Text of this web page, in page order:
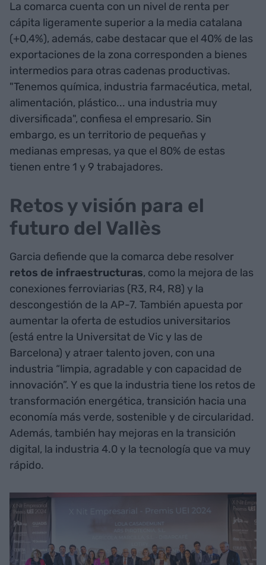
La comarca cuenta con un nivel de renta per
cápita ligeramente superior a la media catalana
(+0,4%), además, cabe destacar que el 40% de las
exportaciones de la zona corresponden a bienes
intermedios para otras cadenas productivas.
"Tenemos química, industria farmacéutica, metal,
alimentación, plástico... una industria muy
diversificada", confiesa el empresario. Sin
embargo, es un territorio de pequeñas y
medianas empresas, ya que el 80% de estas
tienen entre 1 y 9 trabajadores.
Retos y visión para el
futuro del Vallès
Garcia defiende que la comarca debe resolver
retos de infraestructuras, como la mejora de las
conexiones ferroviarias (R3, R4, R8) y la
descongestión de la AP-7. También apuesta por
aumentar la oferta de estudios universitarios
(está entre la Universitat de Vic y las de
Barcelona) y atraer talento joven, con una
industria “limpia, agradable y con capacidad de
innovación”. Y es que la industria tiene los retos de
transformación energética, transición hacia una
economía más verde, sostenible y de circularidad.
Además, también hay mejoras en la transición
digital, la industria 4.0 y la tecnología que va muy
rápido.